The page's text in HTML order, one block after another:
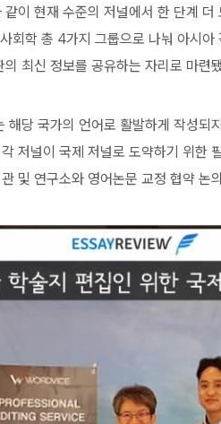
이 현재 수준의 저널에서 한 단계
회학 총 4가지 그룹으로 나눠 아시아
최신 정보를 공유하는 자리로 마련
해당 국가의 언어로 활발하게 작성되
저널이 국제 저널로 도약하기 위한
및 연구소와 영어논문 교정 협약 논